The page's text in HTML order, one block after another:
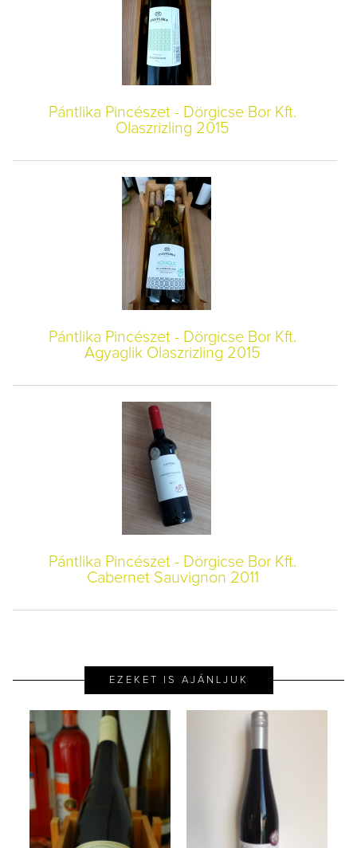
Pántlika Pincészet - Dörgicse Bor Kft.
Olaszrizling 2015
Pántlika Pincészet - Dörgicse Bor Kft.
Agyaglik Olaszrizling 2015
Pántlika Pincészet - Dörgicse Bor Kft.
Cabernet Sauvignon 2011
EZEKET IS AJÁNLJUK